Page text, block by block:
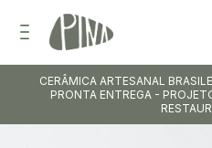
CERÂMICA ARTESANAL
PRONTA ENTREGA -